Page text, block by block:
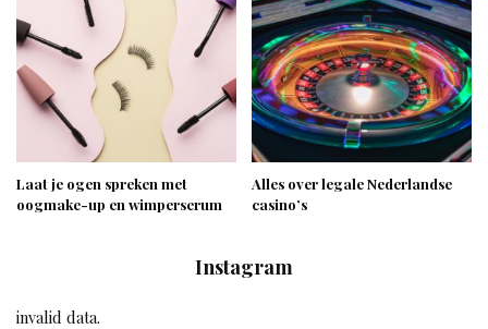
Laat je ogen spreken met
oogmake-up en wimperserum
Alles over legale Nederlandse
casino’s
Instagram
invalid data.